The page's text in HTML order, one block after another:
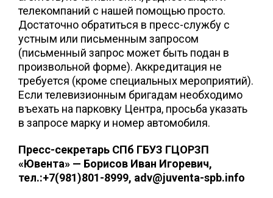
телекомпаний с нашей помощью просто.
Достаточно обратиться в пресс-службу с
устным или письменным запросом
(письменный запрос может быть подан в
произвольной форме). Аккредитация не
требуется (кроме специальных мероприятий).
Если телевизионным бригадам необходимо
въехать на парковку Центра, просьба указать
в запросе марку и номер автомобиля.
Пресс-секретарь СПб ГБУЗ ГЦОРЗП
«Ювента» — Борисов Иван Игоревич,
тел.:+7(981)801-8999, adv@juventa-spb.info